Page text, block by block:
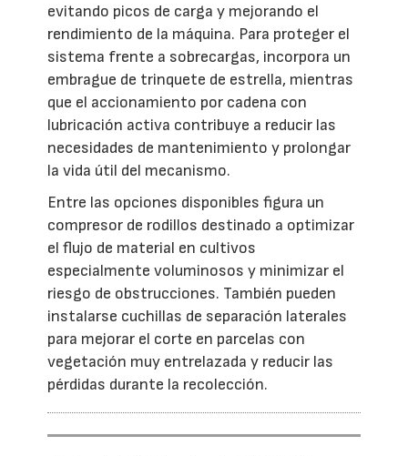
evitando picos de carga y mejorando el
rendimiento de la máquina. Para proteger el
sistema frente a sobrecargas, incorpora un
embrague de trinquete de estrella, mientras
que el accionamiento por cadena con
lubricación activa contribuye a reducir las
necesidades de mantenimiento y prolongar
la vida útil del mecanismo.
Entre las opciones disponibles figura un
compresor de rodillos destinado a optimizar
el flujo de material en cultivos
especialmente voluminosos y minimizar el
riesgo de obstrucciones. También pueden
instalarse cuchillas de separación laterales
para mejorar el corte en parcelas con
vegetación muy entrelazada y reducir las
pérdidas durante la recolección.